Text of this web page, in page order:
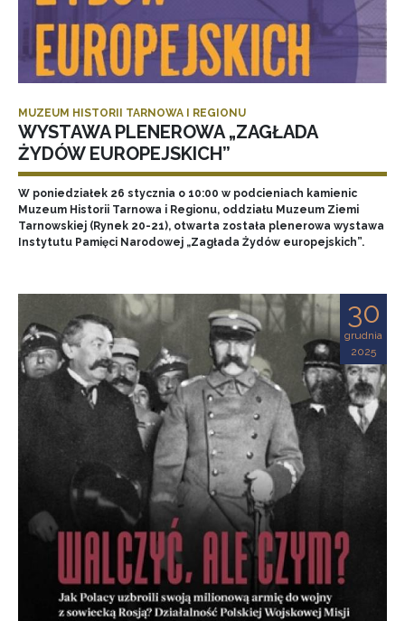
MUZEUM HISTORII TARNOWA I REGIONU
WYSTAWA PLENEROWA „ZAGŁADA
ŻYDÓW EUROPEJSKICH”
W poniedziałek 26 stycznia o 10:00 w podcieniach kamienic
Muzeum Historii Tarnowa i Regionu, oddziału Muzeum Ziemi
Tarnowskiej (Rynek 20-21), otwarta została plenerowa wystawa
Instytutu Pamięci Narodowej „Zagłada Żydów europejskich”.
30
grudnia
2025